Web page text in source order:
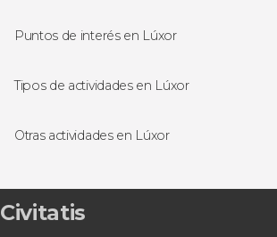
Puntos de interés en Lúxor
Templo funerario de Hatshepsut
Valle de los Reyes
Tipos de actividades en Lúxor
Excursiones de un día
Otras actividades en Lúxor
Asuán
Valle de los Nobles, Medinet Habu y
Civitatis